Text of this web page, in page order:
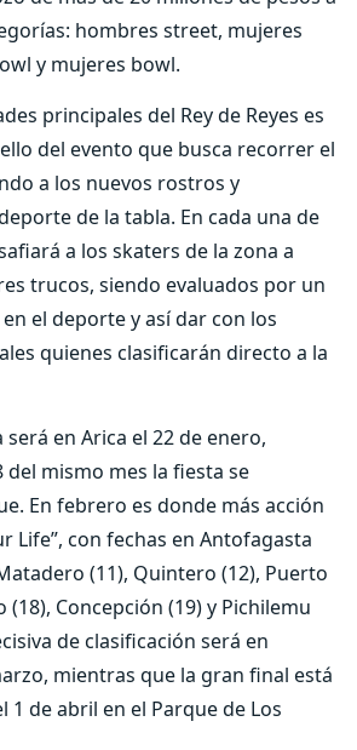
hombres street, mujeres
y mujeres bowl.
principales del Rey de Reyes es
del evento que busca recorrer el
a los nuevos rostros y
de la tabla. En cada una de
a los skaters de la zona a
trucos, siendo evaluados por un
el deporte y así dar con los
quienes clasificarán directo a la
en Arica el 22 de enero,
del mismo mes la fiesta se
En febrero es donde más acción
Life”, con fechas en Antofagasta
(11), Quintero (12), Puerto
(18), Concepción (19) y Pichilemu
de clasificación será en
mientras que la gran final está
1 de abril en el Parque de Los